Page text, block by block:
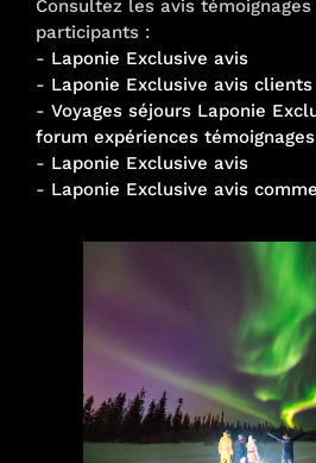
Consultez les avis
participants :
- Laponie Exclusive avis
- Laponie Exclusive avis
- Voyages séjours Laponie
forum expériences témoignages
- Laponie Exclusive avis
- Laponie Exclusive avis